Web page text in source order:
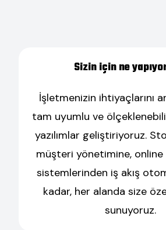
Sizin için ne
İşletmenizin ihtiyaçlarını
tam uyumlu ve
yazılımlar geliştiriyoruz.
müşteri yönetimine,
sistemlerinden iş akış
kadar, her alanda size
sunuyoruz.